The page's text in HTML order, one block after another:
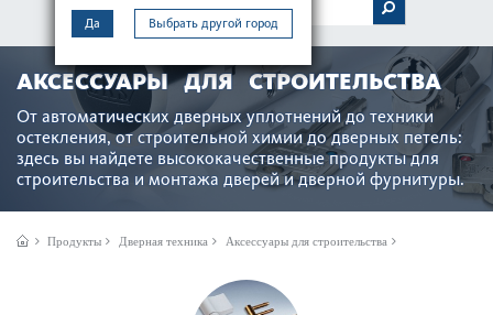
Да Выбрать другой город
МЕНЮ
АКСЕССУАРЫ ДЛЯ СТРОИТЕЛЬСТВА
От автом­ат­ических дверных уплотнений до техники
остек­л­ения, от строительной химии до дверных петель:
здесь вы найдете выс­ококачес­твенные продукты для
строительства и монтажа дверей и дверной фурнитуры.
Продукты Дверная техника Аксессуары для строительства